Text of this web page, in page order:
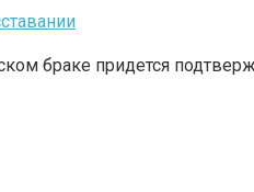
браке придется